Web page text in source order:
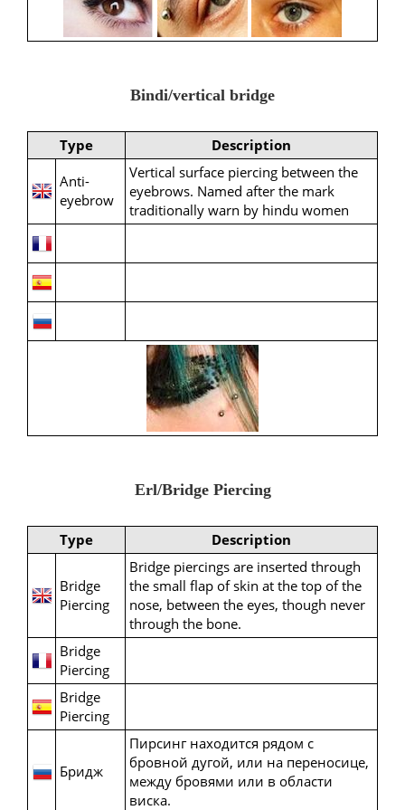
Bindi/vertical bridge
Type
Description
Anti-
eyebrow
Vertical surface piercing between the
eyebrows. Named after the mark
traditionally warn by hindu women
Erl/Bridge Piercing
Type Description
Bridge
Piercing
Bridge piercings are inserted through
the small flap of skin at the top of the
nose, between the eyes, though never
through the bone.
Bridge
Piercing
Bridge
Piercing
Бридж
Пирсинг находится рядом с
бровной дугой, или на переносице,
между бровями или в области
виска.